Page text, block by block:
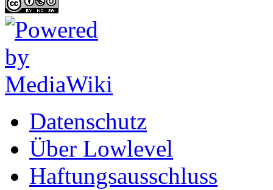
Datenschutz
Über Lowlevel
Haftungsausschluss